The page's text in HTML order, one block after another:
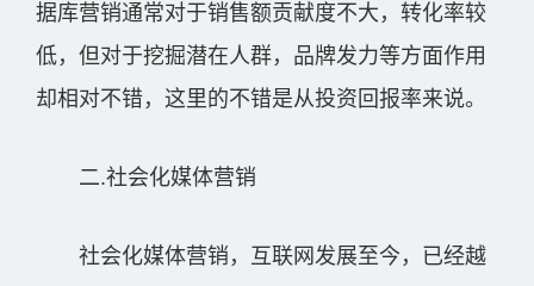
据库营销通常对于销售额贡献度不大，转化率较
低，但对于挖掘潜在人群，品牌发力等方面作用
却相对不错，这里的不错是从投资回报率来说。
二.社会化媒体营销
社会化媒体营销，互联网发展至今，已经越